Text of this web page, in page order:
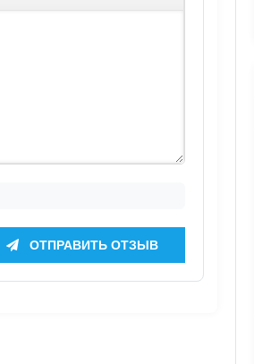
ОТПРАВИТЬ ОТЗЫВ